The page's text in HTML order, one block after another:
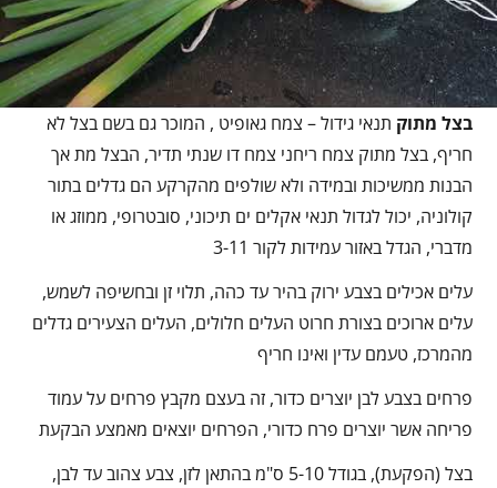
בצל מתוק תנאי גידול – צמח גאופיט , המוכר גם בשם בצל לא
חריף, בצל מתוק צמח ריחני צמח דו שנתי תדיר, הבצל מת אך
הבנות ממשיכות ובמידה ולא שולפים מהקרקע הם גדלים בתור
קולוניה, יכול לגדול תנאי אקלים ים תיכוני, סובטרופי, ממוזג או
מדברי, הגדל באזור עמידות לקור 3-11
עלים אכילים בצבע ירוק בהיר עד כהה, תלוי זן ובחשיפה לשמש,
עלים ארוכים בצורת חרוט העלים חלולים, העלים הצעירים גדלים
מהמרכז, טעמם עדין ואינו חריף
פרחים בצבע לבן יוצרים כדור, זה בעצם מקבץ פרחים על עמוד
פריחה אשר יוצרים פרח כדורי, הפרחים יוצאים מאמצע הבקעת
בצל (הפקעת), בגודל 5-10 ס"מ בהתאן לזן, צבע צהוב עד לבן,